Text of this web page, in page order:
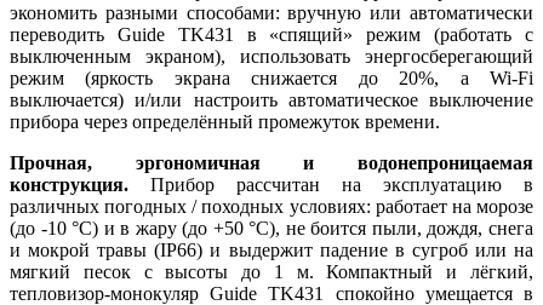
экономить разными способами: вручную или автоматически
переводить Guide TK431 в «спящий» режим (работать с
выключенным экраном), использовать энергосберегающий
режим (яркость экрана снижается до 20%, а Wi-Fi
выключается) и/или настроить автоматическое выключение
прибора через определённый промежуток времени.
Прочная, эргономичная и водонепроницаемая
конструкция. Прибор рассчитан на эксплуатацию в
различных погодных / походных условиях: работает на морозе
(до -10 °C) и в жару (до +50 °C), не боится пыли, дождя, снега
и мокрой травы (IP66) и выдержит падение в сугроб или на
мягкий песок с высоты до 1 м. Компактный и лёгкий,
тепловизор-монокуляр Guide TK431 спокойно умещается в